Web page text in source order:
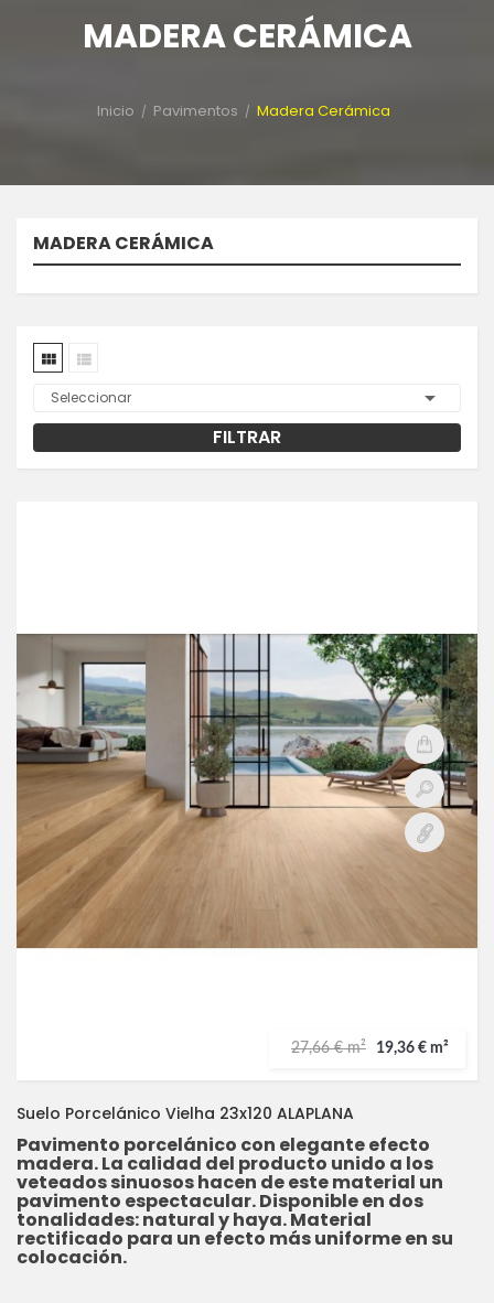
MADERA CERÁMICA
Inicio Pavimentos Madera Cerámica
MADERA CERÁMICA
 
Seleccionar 
FILTRAR
27,66 € m² 19,36 € m²
Suelo Porcelánico Vielha 23x120 ALAPLANA
Pavimento porcelánico con elegante efecto
madera. La calidad del producto unido a los
veteados sinuosos hacen de este material un
pavimento espectacular. Disponible en dos
tonalidades: natural y haya. Material
rectificado para un efecto más uniforme en su
colocación.